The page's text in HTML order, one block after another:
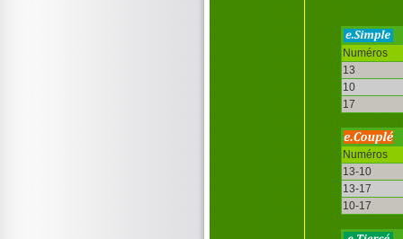
Numéros
13
10
17
Numéros
13-10
13-17
10-17